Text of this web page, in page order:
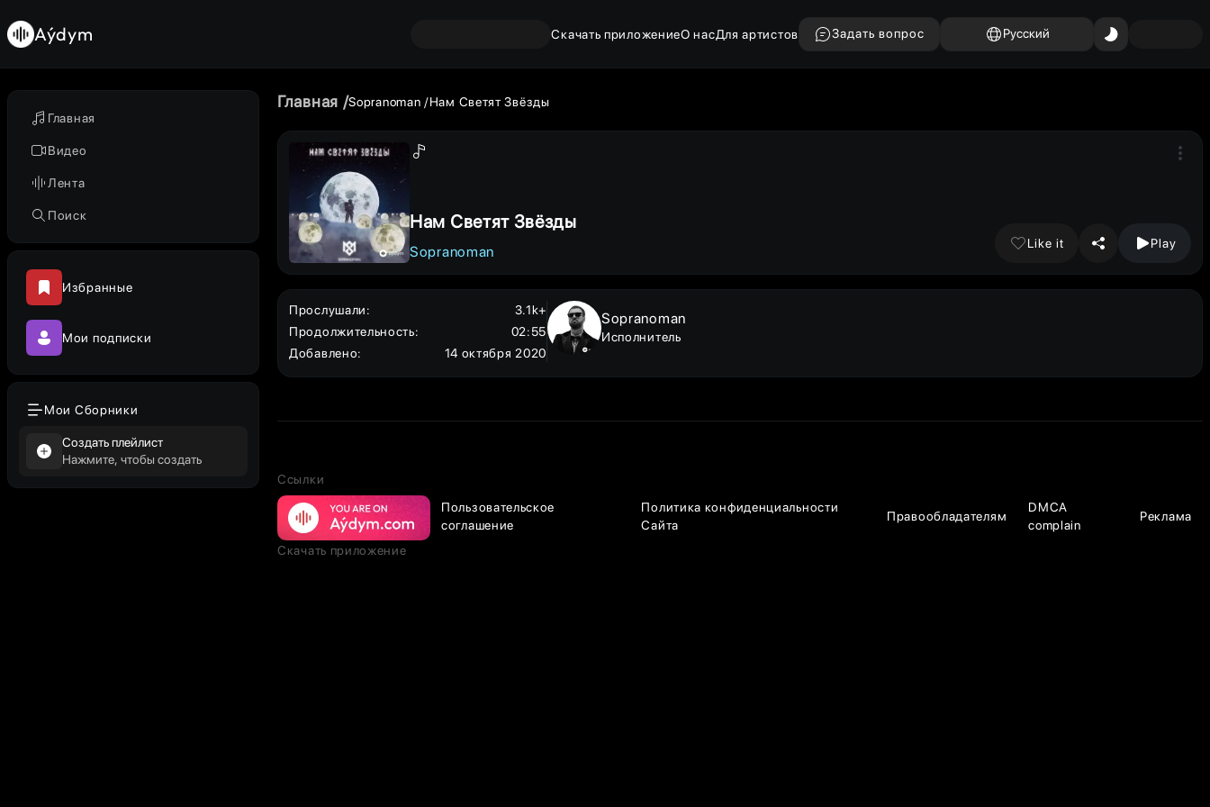
Главная
Видео
Лента
Поиск
Избранные
Мои подписки
Мои Сборники
Создать плейлист
Нажмите, чтобы создать
Aýdym Скачать приложениеО насДля артистов Задать вопрос Русский
Главная Sopranoman Нам Светят Звёзды
Нам Светят Звёзды
Sopranoman
Like it Play
Прослушали:
3.1k+
Продолжительность:
02:55
Добавлено: 14 октября 2020
Sopranoman
Исполнитель
Ссылки
Пользовательское
соглашение
Политика конфиденциальности
Сайта
Правообладателям
DMCA
complain
Реклама
Скачать приложение